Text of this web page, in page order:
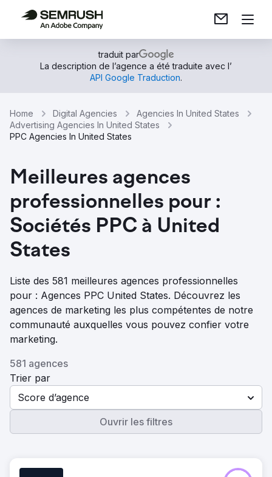
traduit par
La description de l’agence a été traduite avec l’
API Google Traduction.
Home Digital Agencies
Agencies In United States
Advertising Agencies In United States
PPC Agencies In United States
Meilleures agences
professionnelles pour :
Sociétés PPC à United
States
Liste des 581 meilleures agences professionnelles
pour : Agences PPC United States. Découvrez les
agences de marketing les plus compétentes de notre
communauté auxquelles vous pouvez confier votre
marketing.
581 agences
Trier par
Score d’agence
Ouvrir les filtres